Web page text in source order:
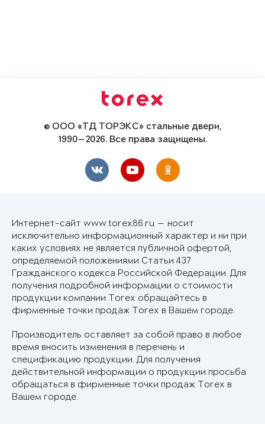
© ООО «ТД ТОРЭКС» стальные двери,
1990—2026. Все права защищены.
Интернет-сайт www.torex86.ru — носит
исключительно информационный характер и ни при
каких условиях не является публичной офертой,
определяемой положениями Статьи 437
Гражданского кодекса Российской Федерации. Для
получения подробной информации о стоимости
продукции компании Torex обращайтесь в
фирменные точки продаж Torex в Вашем городе.
Производитель оставляет за собой право в любое
время вносить изменения в перечень и
спецификацию продукции. Для получения
действительной информации о продукции просьба
обращаться в фирменные точки продаж Torex в
Вашем городе.